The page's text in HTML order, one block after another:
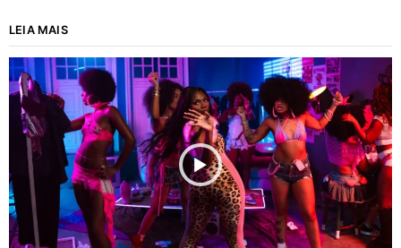
LEIA MAIS